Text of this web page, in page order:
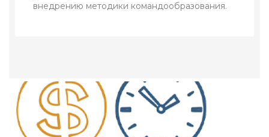
внедрению методики командообразования.